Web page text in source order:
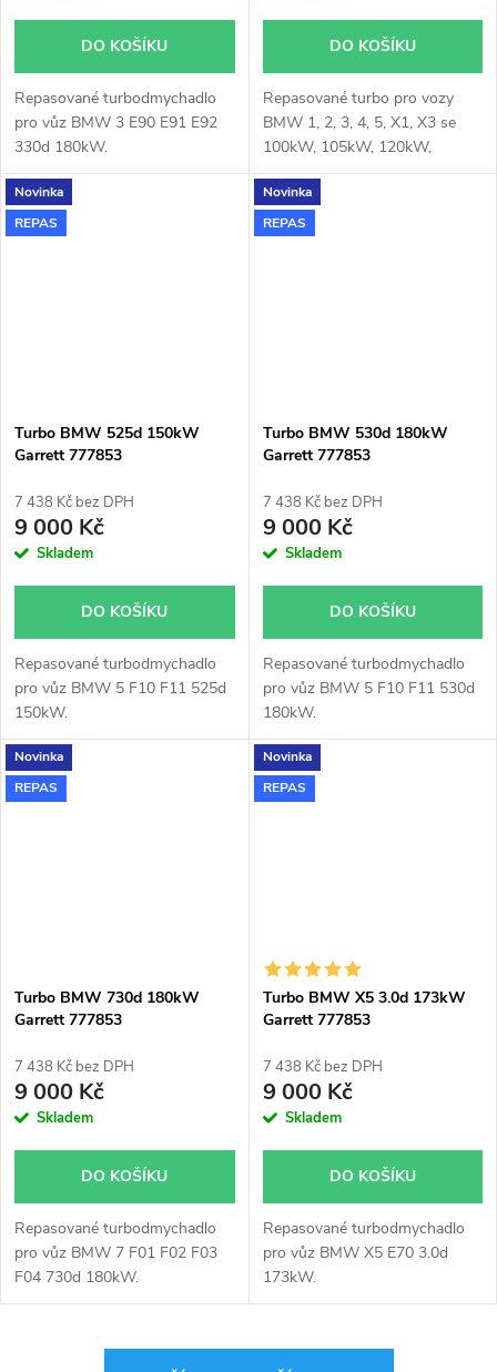
DO KOŠÍKU
Repasované turbodmychadlo
pro vůz BMW 3 E90 E91 E92
330d 180kW.
DO KOŠÍKU
Repasované turbo pro vozy
BMW 1, 2, 3, 4, 5, X1, X3 se
100kW, 105kW, 120kW,
130kW, 135kW, 147kW
Novinka
REPAS
Turbo BMW 525d 150kW
Garrett 777853
7 438 Kč bez DPH
9 000 Kč
Skladem
DO KOŠÍKU
Repasované turbodmychadlo
pro vůz BMW 5 F10 F11 525d
150kW.
Novinka
REPAS
Turbo BMW 530d 180kW
Garrett 777853
7 438 Kč bez DPH
9 000 Kč
Skladem
DO KOŠÍKU
Repasované turbodmychadlo
pro vůz BMW 5 F10 F11 530d
180kW.
Novinka
REPAS
Turbo BMW 730d 180kW
Garrett 777853
7 438 Kč bez DPH
9 000 Kč
Skladem
DO KOŠÍKU
Repasované turbodmychadlo
pro vůz BMW 7 F01 F02 F03
F04 730d 180kW.
Novinka
REPAS
Turbo BMW X5 3.0d 173kW
Garrett 777853
7 438 Kč bez DPH
9 000 Kč
Skladem
DO KOŠÍKU
Repasované turbodmychadlo
pro vůz BMW X5 E70 3.0d
173kW.